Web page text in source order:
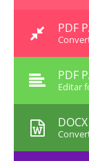
PDF
PDF
Editar